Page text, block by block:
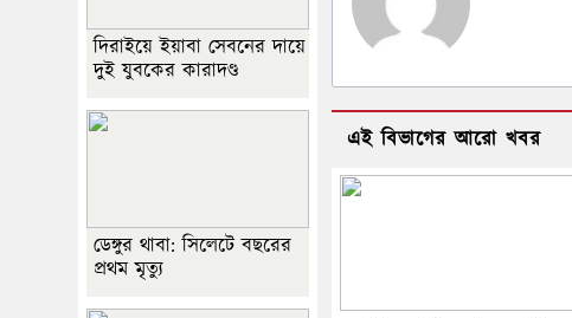
এই বিভাগের আরো খবর
দিরাইয়ে ইয়াবা সেবনের দায়ে
দুই যুবকের কারাদণ্ড
ডেঙ্গুর থাবা: সিলেটে বছরের
প্রথম মৃত্যু